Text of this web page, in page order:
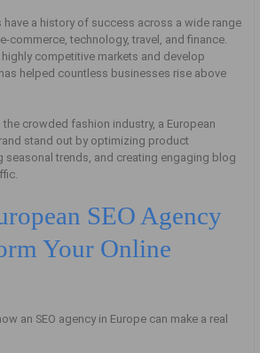
have a history of success across a wide range
commerce, technology, travel, and finance.
competitive markets and develop
helped countless businesses rise above
the crowded fashion industry, a European
stand out by optimizing product
seasonal trends, and creating engaging blog
SEO Agency
Your Online
an SEO agency in Europe can make a real